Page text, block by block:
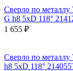
Сверло по
G h8 5xD 118°
1 655 ₽
Сверло по
h8 5xD 118°